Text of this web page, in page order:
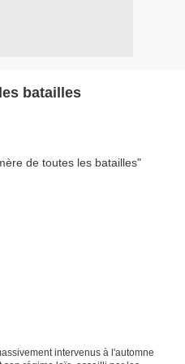
batailles
intervenus à l'automne